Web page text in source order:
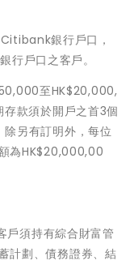
銀行戶口，
行戶口之客戶。
至HK$20,000,
款須於開戶之首3個
另有訂明外，每位
為HK$20,000,00
須持有綜合財富管
計劃、債務證券、結